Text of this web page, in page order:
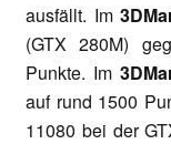
ausfällt. Im
(GTX 280M)
Punkte. Im
auf rund 1500
11080 bei der